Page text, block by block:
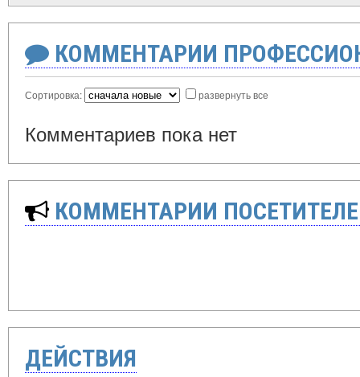
КОММЕНТАРИИ
Сортировка: развернуть все
Комментариев пока нет
КОММЕНТАРИИ
ДЕЙСТВИЯ